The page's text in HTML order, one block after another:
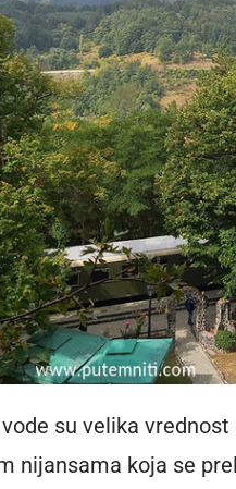
su velika
nijansama koja se